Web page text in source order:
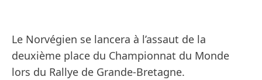
Le Norvégien se lancera à l’assaut de la
deuxième place du Championnat du Monde
lors du Rallye de Grande-Bretagne.